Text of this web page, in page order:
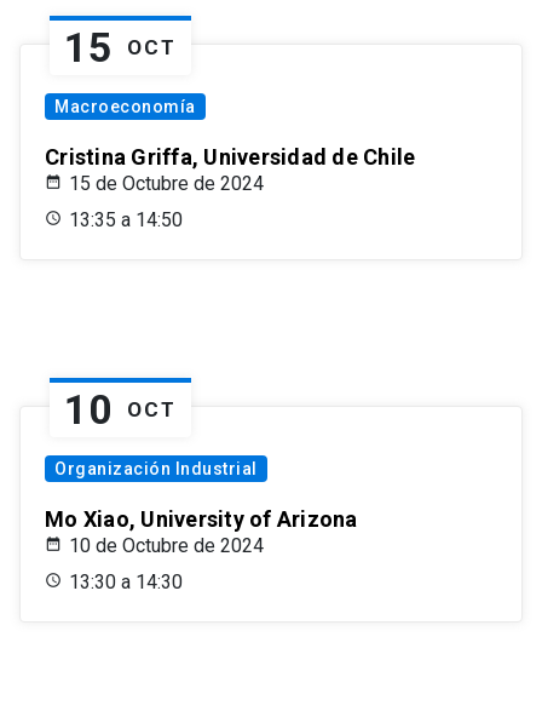
15 OCT
Macroeconomía
Cristina Griffa, Universidad de Chile
15 de Octubre de 2024
13:35 a 14:50
10 OCT
Organización Industrial
Mo Xiao, University of Arizona
10 de Octubre de 2024
13:30 a 14:30